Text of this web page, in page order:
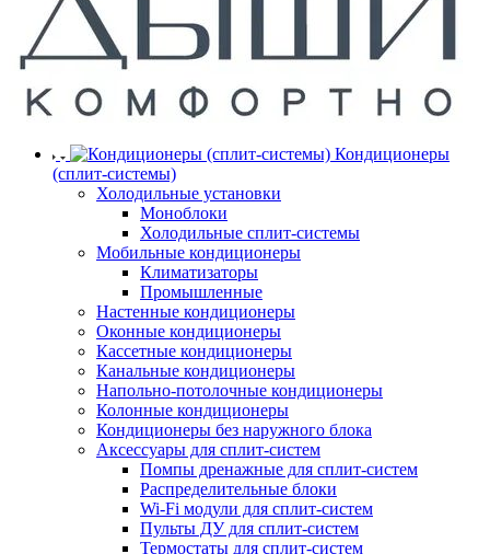
Кондиционеры
(сплит-системы)
Холодильные установки
Моноблоки
Холодильные сплит-системы
Мобильные кондиционеры
Климатизаторы
Промышленные
Настенные кондиционеры
Оконные кондиционеры
Кассетные кондиционеры
Канальные кондиционеры
Напольно-потолочные кондиционеры
Колонные кондиционеры
Кондиционеры без наружного блока
Аксессуары для сплит-систем
Помпы дренажные для сплит-систем
Распределительные блоки
Wi-Fi модули для сплит-систем
Пульты ДУ для сплит-систем
Термостаты для сплит-систем